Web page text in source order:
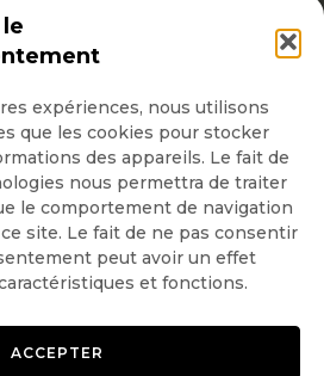
expériences, nous utilisons
que les cookies pour stocker
des appareils. Le fait de
nous permettra de traiter
le comportement de navigation
site. Le fait de ne pas consentir
peut avoir un effet
et fonctions.
ACCEPTER